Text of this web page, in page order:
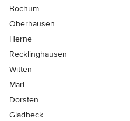
Bochum
Oberhausen
Herne
Recklinghausen
Witten
Marl
Dorsten
Gladbeck